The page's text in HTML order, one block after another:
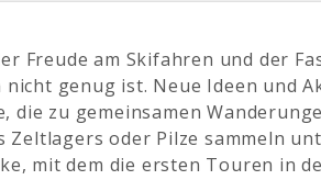
Freude am Skifahren und der
genug ist. Neue Ideen und
zu gemeinsamen
oder Pilze sammeln
mit dem die ersten Touren in